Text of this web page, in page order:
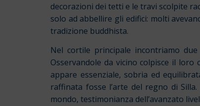
decorazioni dei tetti e le travi scolpite
solo ad abbellire gli edifici: molti
tradizione buddhista.
Nel cortile principale incontriamo
Osservandole da vicino colpisce il
appare essenziale, sobria ed
raffinata fosse l’arte del regno di
mondo, testimonianza dell’avanzato